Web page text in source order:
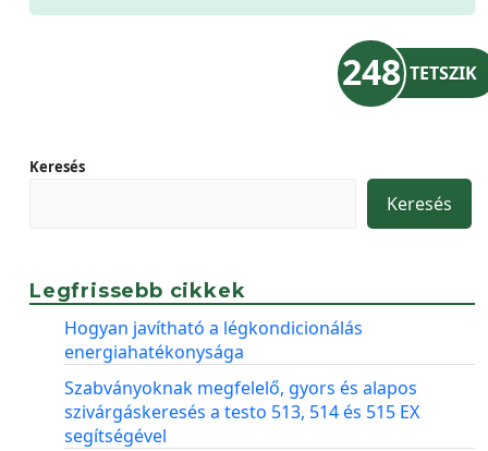
248 TETSZIK
Keresés
Keresés
Legfrissebb cikkek
Hogyan javítható a légkondicionálás
energiahatékonysága
Szabványoknak megfelelő, gyors és alapos
szivárgáskeresés a testo 513, 514 és 515 EX
segítségével